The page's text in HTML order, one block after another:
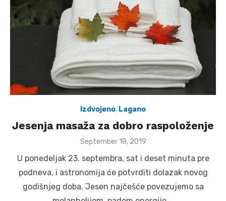
Izdvojeno, Lagano
Jesenja masaža za dobro raspoloženje
Posted
September 18, 2019
U ponedeljak 23. septembra, sat i deset minuta pre
podneva, i astronomija će potvrditi dolazak novog
godišnjeg doba. Jesen najčešće povezujemo sa